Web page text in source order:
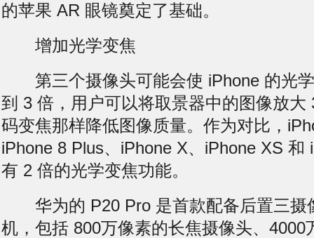
的苹果 AR 眼镜奠定了基础。
增加光学变焦
第三个摄像头可能会使 iPhone 的光学
到 3 倍，用户可以将取景器中的图像放大
码变焦那样降低图像质量。作为对比，
iPhone 8 Plus、iPhone X、iPhone XS 和
有 2 倍的光学变焦功能。
华为的 P20 Pro 是首款配备后置三摄
机，包括 800万像素的长焦摄像头、4000